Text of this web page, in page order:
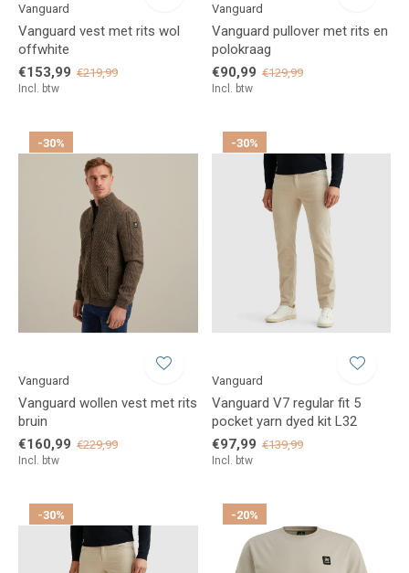
Vanguard
Vanguard vest met rits wol
offwhite
€153,99 €219,99
Incl. btw
Vanguard
Vanguard pullover met rits en
polokraag
€90,99 €129,99
Incl. btw
-30%
Vanguard
Vanguard wollen vest met rits
bruin
€160,99 €229,99
Incl. btw
-30%
Vanguard
Vanguard V7 regular fit 5
pocket yarn dyed kit L32
€97,99 €139,99
Incl. btw
-30% -20%